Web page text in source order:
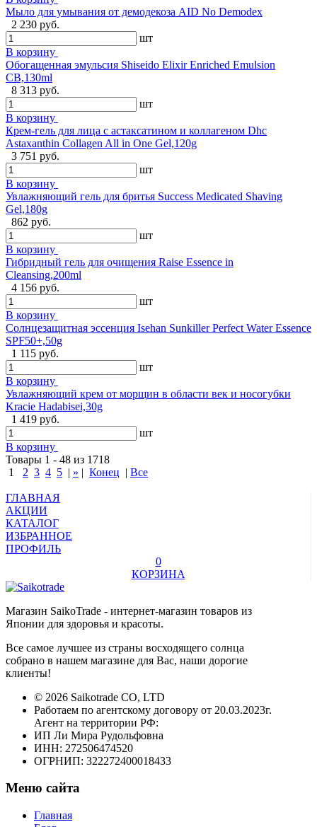
Мыло для умывания от демодекоза AID No Demodex
2 230 руб.
шт
В корзину
Обогащенная эмульсия Shiseido Elixir Enriched Emulsion
CB,130ml
8 313 руб.
шт
В корзину
Крем-гель для лица с астаксатином и коллагеном Dhc
Astaxanthin Collagen All in One Gel,120g
3 751 руб.
шт
В корзину
Увлажняющий гель для бритья Success Medicated Shaving
Gel,180g
862 руб.
шт
В корзину
Гибридный гель для очищения Raise Essence in
Cleansing,200ml
4 156 руб.
шт
В корзину
Солнцезащитная эссенция Isehan Sunkiller Perfect Water Essence
SPF50+,50g
1 115 руб.
шт
В корзину
Увлажняющий крем от морщин в области век и носогубки
Kracie Hadabisei,30g
1 419 руб.
шт
В корзину
Товары 1 - 48 из 1718
1
2 3 4 5 | » | Конец | Все
ГЛАВНАЯ
АКЦИИ
КАТАЛОГ
ИЗБРАННОЕ
ПРОФИЛЬ
0
КОРЗИНА
Магазин SaikoTrade - интернет-магазин товаров из
Японии для здоровья и красоты.
Все самое лучшее из страны восходящего солнца
собрано в нашем магазине для Вас, наши дорогие
клиенты!
© 2026 Saikotrade CO, LTD
Работаем по агентскому договору от 20.03.2023г.
Агент на территории РФ:
ИП Ли Мира Рудольфовна
ИНН: 272506474520
ОГРНИП: 322272400018433
Меню сайта
Главная